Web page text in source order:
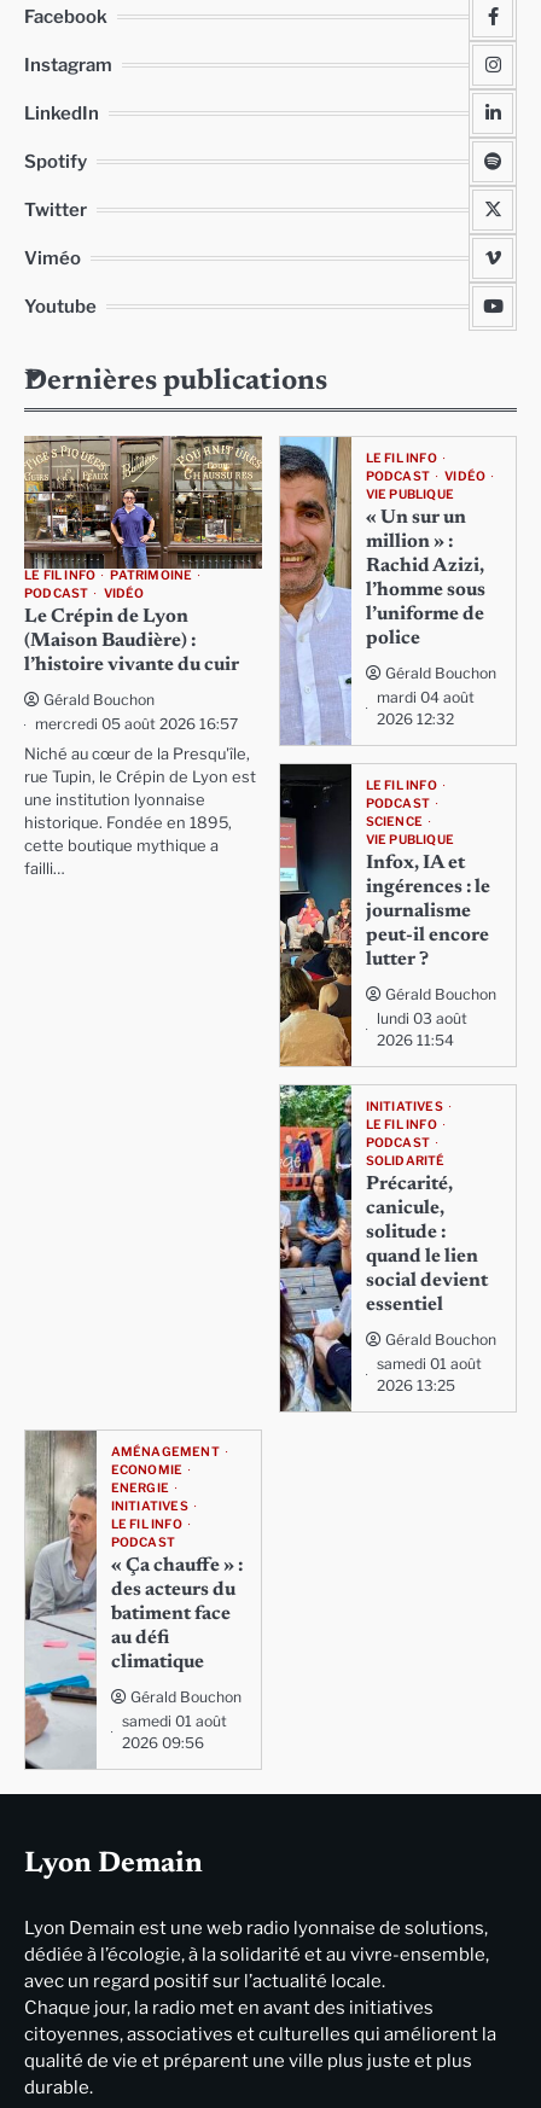
Facebook
Instagram
LinkedIn
Spotify
Twitter
Viméo
Youtube
Dernières publications
LE FIL INFO
PATRIMOINE
PODCAST
VIDÉO
Le Crépin de Lyon
(Maison Baudière) :
l’histoire vivante du cuir
Gérald Bouchon
mercredi 05 août 2026 16:57
Niché au cœur de la Presqu'île,
rue Tupin, le Crépin de Lyon est
une institution lyonnaise
historique. Fondée en 1895,
cette boutique mythique a
failli…
LE FIL INFO
PODCAST
VIDÉO
VIE PUBLIQUE
« Un sur un
million » :
Rachid Azizi,
l’homme sous
l’uniforme de
police
Gérald Bouchon
mardi 04 août
2026 12:32
LE FIL INFO
PODCAST
SCIENCE
VIE PUBLIQUE
Infox, IA et
ingérences : le
journalisme
peut-il encore
lutter ?
Gérald Bouchon
lundi 03 août
2026 11:54
INITIATIVES
LE FIL INFO
PODCAST
SOLIDARITÉ
Précarité,
canicule,
solitude :
quand le lien
social devient
essentiel
Gérald Bouchon
samedi 01 août
2026 13:25
AMÉNAGEMENT
ECONOMIE
ENERGIE
INITIATIVES
LE FIL INFO
PODCAST
« Ça chauffe » :
des acteurs du
batiment face
au défi
climatique
Gérald Bouchon
samedi 01 août
2026 09:56
Lyon Demain
Lyon Demain est une web radio lyonnaise de solutions,
dédiée à l’écologie, à la solidarité et au vivre-ensemble,
avec un regard positif sur l’actualité locale.
Chaque jour, la radio met en avant des initiatives
citoyennes, associatives et culturelles qui améliorent la
qualité de vie et préparent une ville plus juste et plus
durable.